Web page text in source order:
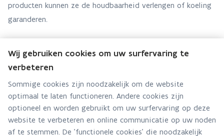
producten kunnen ze de houdbaarheid verlengen of koeling
garanderen.
We bekijken voor welke producten en op welke manier een
verpakking kan overnemen. We gaan ook dieper in op de
bijkomende noden van herbruikbare verpakkingen om een
maximaal hergebruik te kunnen garanderen (kwaliteit,
standaarden voor het garanderen van schaalgrootte en
Wij gebruiken cookies om uw surfervaring te
verbeteren
Sommige cookies zijn noodzakelijk om de website
optimaal te laten functioneren. Andere cookies zijn
optioneel en worden gebruikt om uw surfervaring op deze
website te verbeteren en online communicatie op uw noden
af te stemmen. De 'functionele cookies' die noodzakelijk